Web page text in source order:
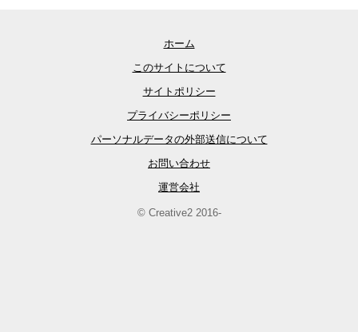
ホーム
このサイトについて
サイトポリシー
プライバシーポリシー
パーソナルデータの外部送信について
お問い合わせ
運営会社
© Creative2 2016-